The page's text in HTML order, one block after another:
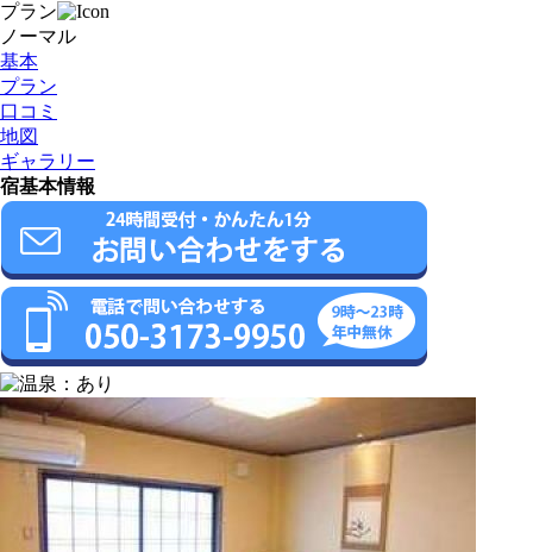
プラン
ノーマル
基本
プラン
口コミ
地図
ギャラリー
宿基本情報